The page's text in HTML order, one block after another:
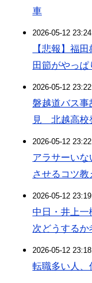
車
2026-05-12
【悲報】福
田節がやっぱ
2026-05-12
磐越道バス事
見 北越高校
2026-05-12
アラサーい
させるコツ教
2026-05-12
中日・井上一
次どうするか
2026-05-12
転職多い人、